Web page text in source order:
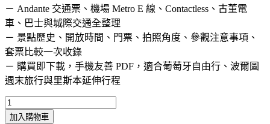
－ Andante 交通票、機場 Metro E 線、Contactless、古董電
車、巴士與城際交通全整理
－ 景點歷史、開放時間、門票、拍照角度、參觀注意事項、
套票比較一次收錄
－ 購買即下載，手機友善 PDF，適合葡萄牙自由行、波爾圖
週末旅行與里斯本延伸行程
《波
爾
加入購物車